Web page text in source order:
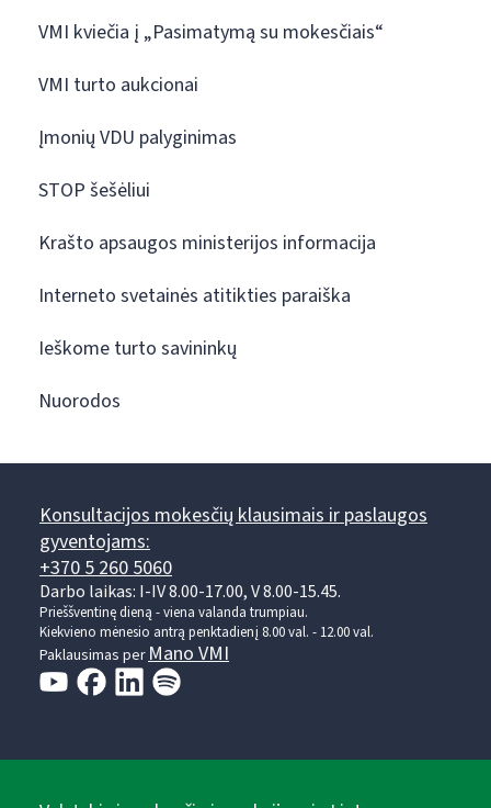
VMI kviečia į „Pasimatymą su mokesčiais“
VMI turto aukcionai
Įmonių VDU palyginimas
STOP šešėliui
Krašto apsaugos ministerijos informacija
Interneto svetainės atitikties paraiška
Ieškome turto savininkų
Nuorodos
Konsultacijos mokesčių klausimais ir paslaugos
gyventojams:
+370 5 260 5060
Darbo laikas: I-IV 8.00-17.00, V 8.00-15.45.
Prieššventinę dieną - viena valanda trumpiau.
Kiekvieno mėnesio antrą penktadienį 8.00 val. - 12.00 val.
Paklausimas perMano VMI